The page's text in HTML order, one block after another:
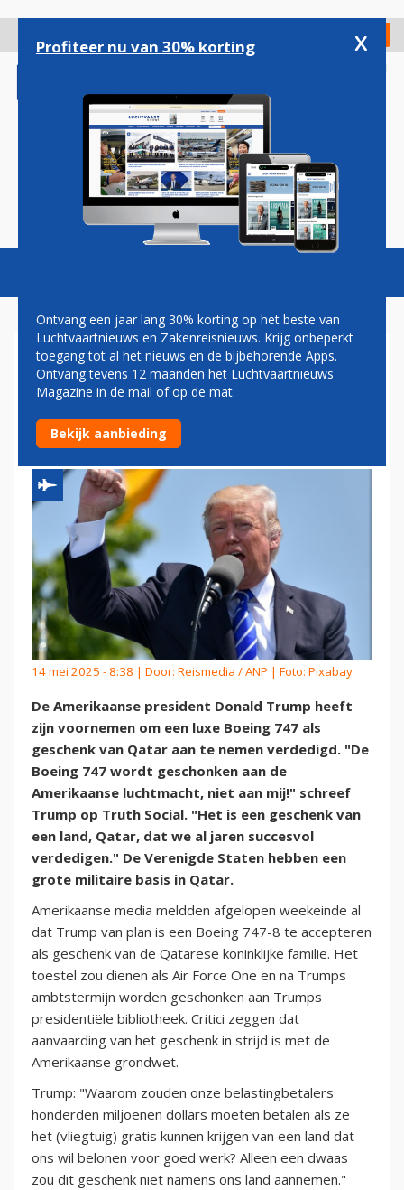
gaan
Check in
Magazine Podcasts Vacatures
TRUMP: BOEING 747 UIT
QATAR NIET VOOR MIJ MAAR
VOOR DE LUCHTMACHT
14 mei 2025 - 8:38 | Door: Reismedia / ANP | Foto: Pixabay
De Amerikaanse president Donald Trump heeft
zijn voornemen om een luxe Boeing 747 als
geschenk van Qatar aan te nemen verdedigd. "De
Boeing 747 wordt geschonken aan de
Amerikaanse luchtmacht, niet aan mij!" schreef
Trump op Truth Social. "Het is een geschenk van
een land, Qatar, dat we al jaren succesvol
verdedigen." De Verenigde Staten hebben een
grote militaire basis in Qatar.
Amerikaanse media meldden afgelopen weekeinde al
dat Trump van plan is een Boeing 747-8 te accepteren
als geschenk van de Qatarese koninklijke familie. Het
toestel zou dienen als Air Force One en na Trumps
ambtstermijn worden geschonken aan Trumps
presidentiële bibliotheek. Critici zeggen dat
aanvaarding van het geschenk in strijd is met de
Amerikaanse grondwet.
Trump: "Waarom zouden onze belastingbetalers
honderden miljoenen dollars moeten betalen als ze
het (vliegtuig) gratis kunnen krijgen van een land dat
ons wil belonen voor goed werk? Alleen een dwaas
zou dit geschenk niet namens ons land aannemen."
Profiteer nu van 30% korting x
Ontvang een jaar lang 30% korting op het beste van
Luchtvaartnieuws en Zakenreisnieuws. Krijg onbeperkt
toegang tot al het nieuws en de bijbehorende Apps.
Ontvang tevens 12 maanden het Luchtvaartnieuws
Magazine in de mail of op de mat.
Bekijk aanbieding